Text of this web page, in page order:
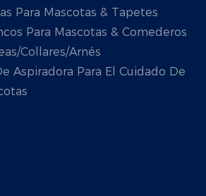
Para Mascotas & Tapetes
Para Mascotas & Comederos
collares/arnés
Aspiradora Para El Cuidado De